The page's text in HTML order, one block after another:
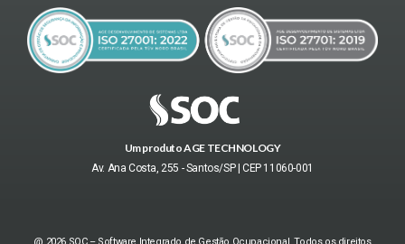
Um produto AGE TECHNOLOGY
Av. Ana Costa, 255 - Santos/SP | CEP 11060-001
@ 2026 SOC – Software Integrado de Gestão Ocupacional. Todos os direitos